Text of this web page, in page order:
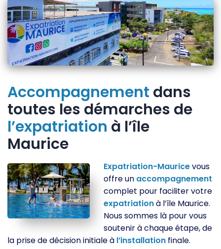
Accompagnement dans
toutes les démarches de
l’expatriation à l’île
Maurice
Expatriation-Mauricevous
offre un accompagnement
complet pour faciliter votre
expatriationà l’île Maurice.
Nous sommes là pour vous
soutenir à chaque étape, de
la prise de décision initiale à l’installation finale.